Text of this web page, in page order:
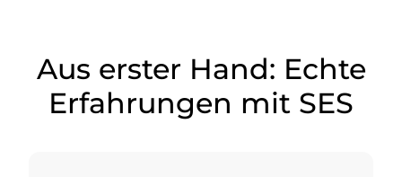
Aus erster Hand: Echte
Erfahrungen mit SES